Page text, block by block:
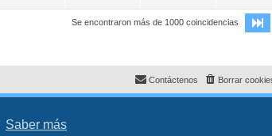
Saber más
Se encontraron más de 1000 coincidencias
Borrar
Contáctenos